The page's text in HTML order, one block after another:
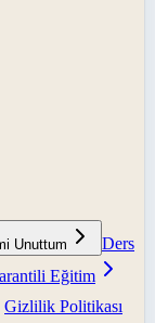
Unuttum
Ders
Eğitim
Gizlilik Politikası